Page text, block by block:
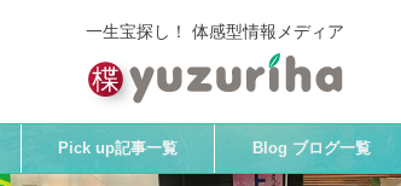
一生宝探し！ 体感型情報メディア
Pick up記事一覧 Blog ブログ一覧